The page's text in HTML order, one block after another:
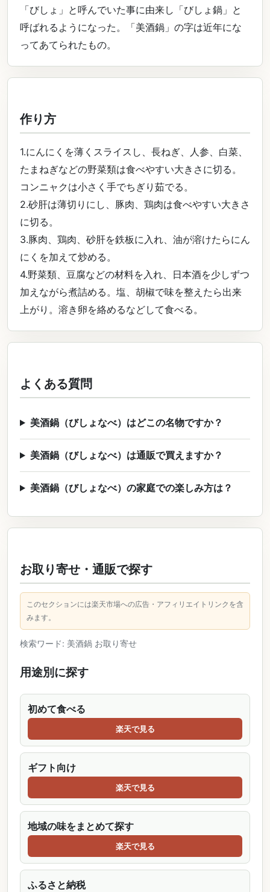
「びしょ」と呼んでいた事に由来し「びしょ鍋」と
呼ばれるようになった。「美酒鍋」の字は近年にな
ってあてられたもの。
作り方
1.にんにくを薄くスライスし、長ねぎ、人参、白菜、
たまねぎなどの野菜類は食べやすい大きさに切る。
コンニャクは小さく手でちぎり茹でる。
2.砂肝は薄切りにし、豚肉、鶏肉は食べやすい大きさ
に切る。
3.豚肉、鶏肉、砂肝を鉄板に入れ、油が溶けたらにん
にくを加えて炒める。
4.野菜類、豆腐などの材料を入れ、日本酒を少しずつ
加えながら煮詰める。塩、胡椒で味を整えたら出来
上がり。溶き卵を絡めるなどして食べる。
よくある質問
美酒鍋（びしょなべ）はどこの名物ですか？
美酒鍋（びしょなべ）は通販で買えますか？
美酒鍋（びしょなべ）の家庭での楽しみ方は？
お取り寄せ・通販で探す
このセクションには楽天市場への広告・アフィリエイトリンクを含
みます。
検索ワード: 美酒鍋 お取り寄せ
用途別に探す
初めて食べる
楽天で見る
ギフト向け
楽天で見る
地域の味をまとめて探す
楽天で見る
ふるさと納税